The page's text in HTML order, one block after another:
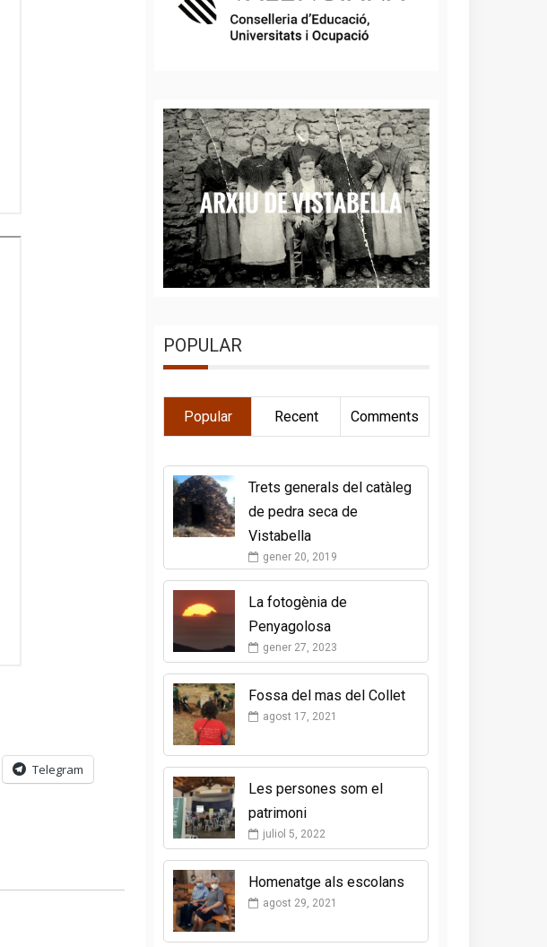
Telegram
POPULAR
Popular Recent Comments
Trets generals del catàleg
de pedra seca de
Vistabella
gener 20, 2019
La fotogènia de
Penyagolosa
gener 27, 2023
Fossa del mas del Collet
agost 17, 2021
Les persones som el
patrimoni
juliol 5, 2022
Homenatge als escolans
agost 29, 2021